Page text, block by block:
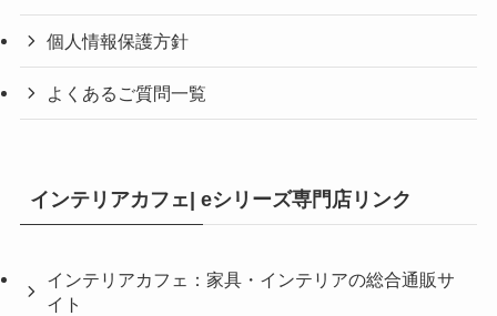
個人情報保護方針
よくあるご質問一覧
インテリアカフェ| eシリーズ専門店リンク
インテリアカフェ：家具・インテリアの総合通販サ
イト